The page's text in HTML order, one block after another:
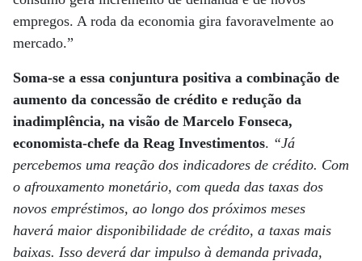
empregos. A roda da economia gira favoravelmente ao
mercado.”
Soma-se a essa conjuntura positiva a combinação de
aumento da concessão de crédito e redução da
inadimplência, na visão de Marcelo Fonseca,
economista-chefe da Reag Investimentos. “Já
percebemos uma reação dos indicadores de crédito. Com
o afrouxamento monetário, com queda das taxas dos
novos empréstimos, ao longo dos próximos meses
haverá maior disponibilidade de crédito, a taxas mais
baixas. Isso deverá dar impulso à demanda privada,